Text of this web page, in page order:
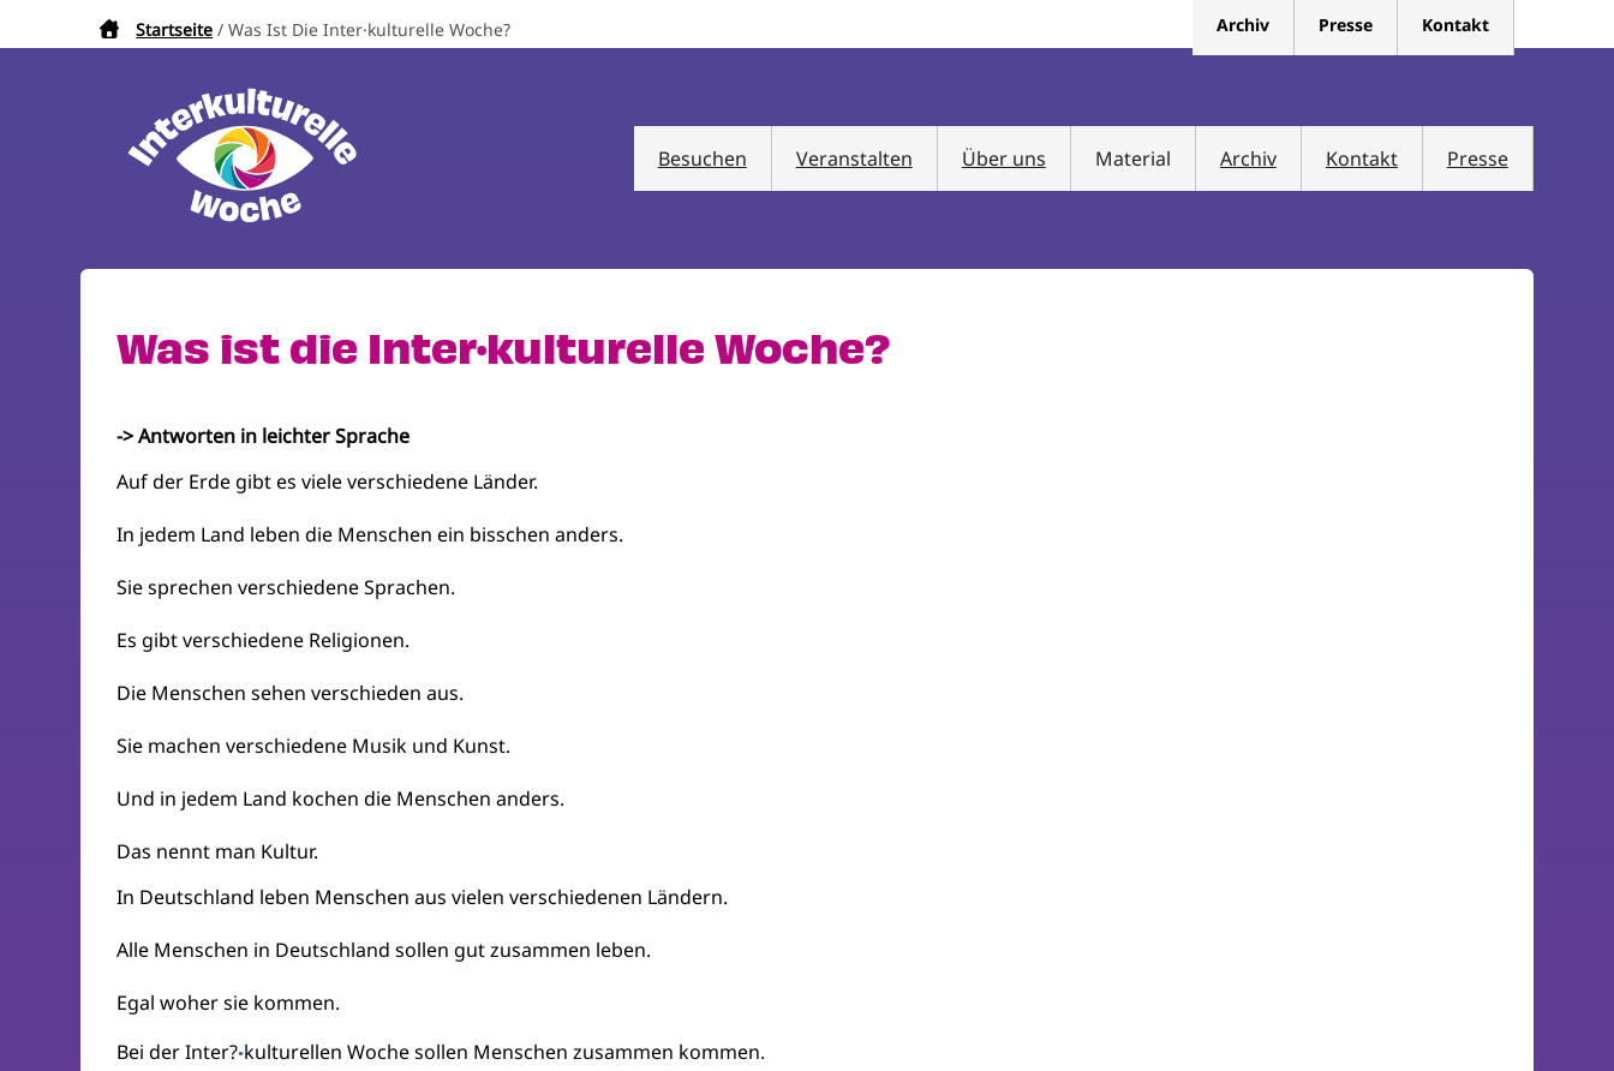
Pfadnavigation
Startseite Was Ist Die Inter·kulturelle Woche? Archiv Presse Kontakt
Besuchen Veranstalten Über uns Material Archiv Kontakt Presse
Was ist die Inter·kulturelle Woche?
-> Antworten in leichter Sprache
Auf der Erde gibt es viele verschiedene Länder.
In jedem Land leben die Menschen ein bisschen anders.
Sie sprechen verschiedene Sprachen.
Es gibt verschiedene Religionen.
Die Menschen sehen verschieden aus.
Sie machen verschiedene Musik und Kunst.
Und in jedem Land kochen die Menschen anders.
Das nennt man Kultur.
In Deutschland leben Menschen aus vielen verschiedenen Ländern.
Alle Menschen in Deutschland sollen gut zusammen leben.
Egal woher sie kommen.
Bei der Inter?·kulturellen Woche sollen Menschen zusammen kommen.